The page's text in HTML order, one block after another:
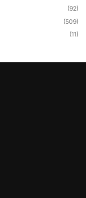
(92)
(509)
(11)